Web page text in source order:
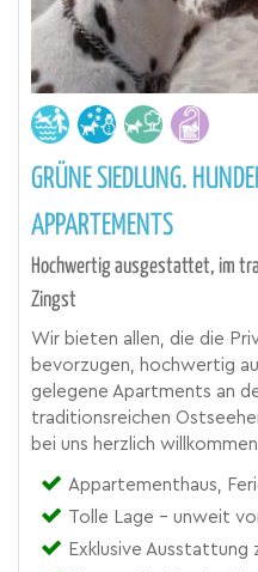
GRÜNE SIEDLUNG.
APPARTEMENTS
Hochwertig ausgestattet, im
Zingst
Wir bieten allen, die die
bevorzugen, hochwertig
gelegene Apartments an
traditionsreichen
bei uns herzlich
Appartementhaus,
Tolle Lage - unweit
Exklusive Ausstattung